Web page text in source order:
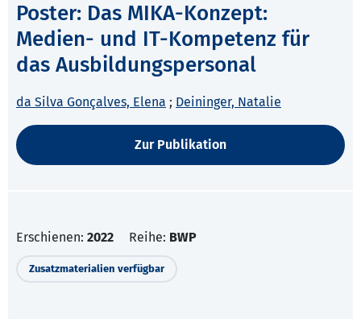
Poster: Das MIKA-Konzept:
Medien- und IT-Kompetenz für
das Ausbildungspersonal
da Silva Gonçalves, Elena ; Deininger, Natalie
Zur Publikation
Erschienen: 2022 Reihe: BWP
Zusatzmaterialien verfügbar